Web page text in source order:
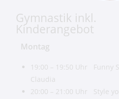
Gymnastik inkl.
Kinderangebot
Montag
19:00 – 19:50 Uhr Funny
Claudia
20:00 – 21:00 Uhr Style